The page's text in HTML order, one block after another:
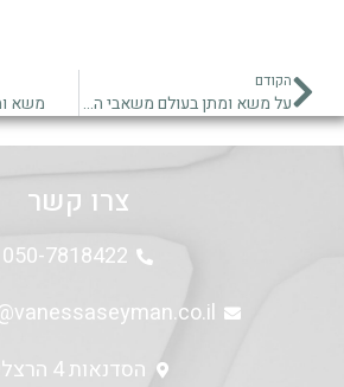
הקודם
על משא ומתן בעולם משאבי האנוש משא
צרו קשר
050-7818422
הסדנאות 4 הרצליה